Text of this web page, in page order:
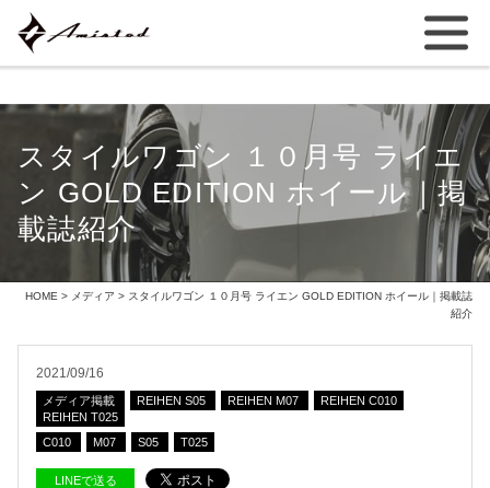
スタイルワゴン １０月号 ライエ
ン GOLD EDITION ホイール｜掲
載誌紹介
HOME > メディア > スタイルワゴン １０月号 ライエン GOLD EDITION ホイール｜掲載誌
紹介
2021/09/16
メディア掲載 REIHEN S05 REIHEN M07
REIHEN C010
REIHEN T025
C010
M07 S05 T025
LINEで送る